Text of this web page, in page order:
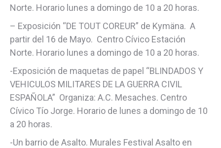
Norte. Horario lunes a domingo de 10 a 20 horas.
– Exposición “DE TOUT COREUR” de Kymäna. A
partir del 16 de Mayo. Centro Cívico Estación
Norte. Horario lunes a domingo de 10 a 20 horas.
-Exposición de maquetas de papel “BLINDADOS Y
VEHICULOS MILITARES DE LA GUERRA CIVIL
ESPAÑOLA” Organiza: A.C. Mesaches. Centro
Cívico Tío Jorge. Horario de lunes a domingo de 10
a 20 horas.
-Un barrio de Asalto. Murales Festival Asalto en